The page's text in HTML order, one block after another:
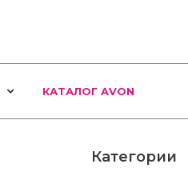
КАТАЛОГ AVON
Категории